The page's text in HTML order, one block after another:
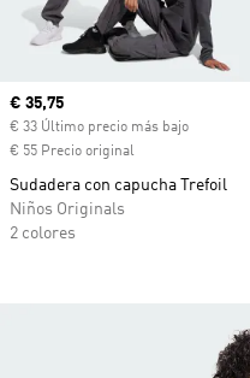
Precio actual
€ 35,75
€ 33 Último precio más bajo
€ 55 Precio original
Sudadera con capucha Trefoil
Niños Originals
2 colores